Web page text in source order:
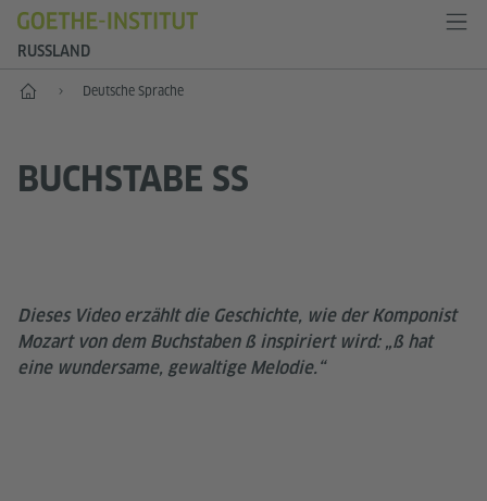
RUSSLAND
Start Deutsche Sprache
BUCHSTABE SS
Dieses Video erzählt die Geschichte, wie der Komponist
Mozart von dem Buchstaben ß inspiriert wird: „ß hat
eine wundersame, gewaltige Melodie.“